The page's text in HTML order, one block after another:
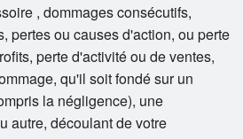
, dommages consécutifs,
pertes ou causes d'action, ou perte
perte d'activité ou de ventes,
qu'il soit fondé sur un
la négligence), une
autre, découlant de votre